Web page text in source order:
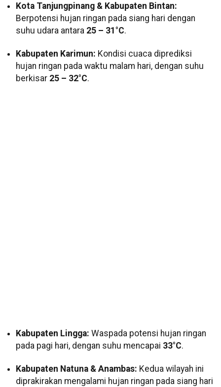
Kota Tanjungpinang & Kabupaten Bintan:
Berpotensi hujan ringan pada siang hari dengan
suhu udara antara 25 – 31°C.
Kabupaten Karimun: Kondisi cuaca diprediksi
hujan ringan pada waktu malam hari, dengan suhu
berkisar 25 – 32°C.
Kabupaten Lingga: Waspada potensi hujan ringan
pada pagi hari, dengan suhu mencapai 33°C.
Kabupaten Natuna & Anambas: Kedua wilayah ini
diprakirakan mengalami hujan ringan pada siang hari